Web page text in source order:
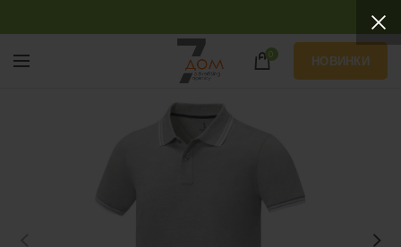
0 НОВИНКИ